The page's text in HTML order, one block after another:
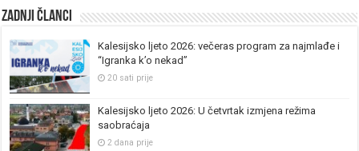
Zadnji članci
Kalesijsko ljeto 2026: večeras program za najmlađe i
“Igranka k’o nekad”
20 sati prije
Kalesijsko ljeto 2026: U četvrtak izmjena režima
saobraćaja
2 dana prije